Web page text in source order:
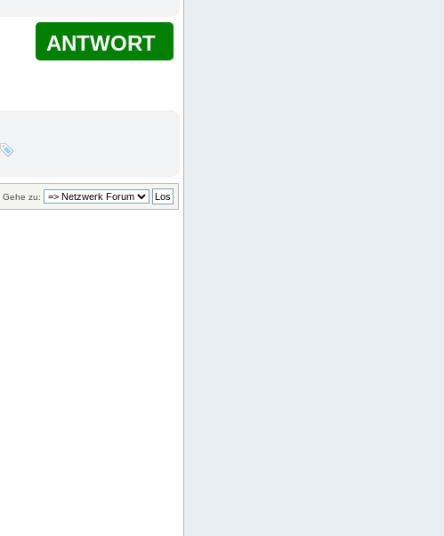
ANTWORT
Gehe zu: